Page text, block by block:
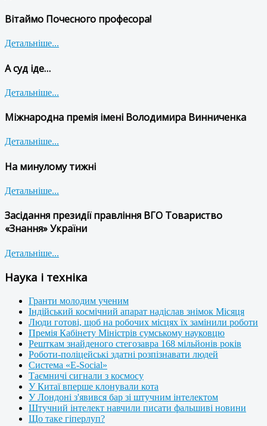
Вітаймо Почесного професора!
Детальніше...
А суд іде…
Детальніше...
Міжнародна премія імені Володимира Винниченка
Детальніше...
На минулому тижні
Детальніше...
Засідання президії правління ВГО Товариство
«Знання» України
Детальніше...
Наука і техніка
Гранти молодим ученим
Індійський космічний апарат надіслав знімок Місяця
Люди готові, щоб на робочих місцях їх замінили роботи
Премія Кабінету Міністрів сумському науковцю
Решткам знайденого стегозавра 168 мільйонів років
Роботи-поліцейські здатні розпізнавати людей
Система «E-Social»
Таємничі сигнали з космосу
У Китаї вперше клонували кота
У Лондоні з'явився бар зі штучним інтелектом
Штучний інтелект навчили писати фальшиві новини
Що таке гіперлуп?